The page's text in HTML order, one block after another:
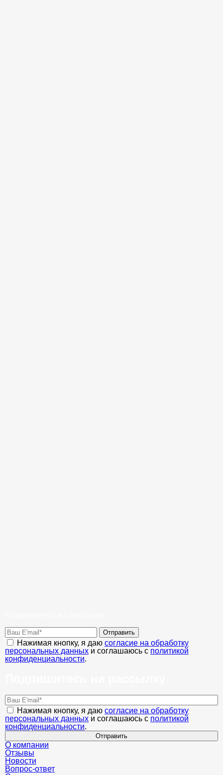
Отправить
Нажимая кнопку, я даю согласие на обработку
персональных данных и соглашаюсь с политикой
конфиденциальности.
Нажимая кнопку, я даю согласие на обработку
персональных данных и соглашаюсь с политикой
конфиденциальности.
Отправить
О компании
Отзывы
Новости
Вопрос-ответ